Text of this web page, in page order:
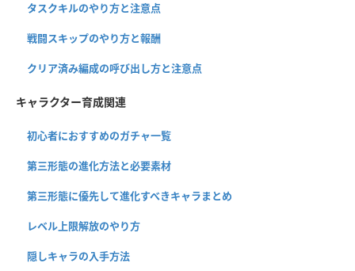
タスクキルのやり方と注意点
戦闘スキップのやり方と報酬
クリア済み編成の呼び出し方と注意点
キャラクター育成関連
初心者におすすめのガチャ一覧
第三形態の進化方法と必要素材
第三形態に優先して進化すべきキャラまとめ
レベル上限解放のやり方
隠しキャラの入手方法